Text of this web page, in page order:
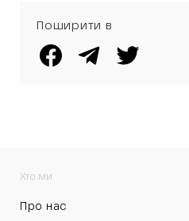
Поширити в
Хто ми
Про нас